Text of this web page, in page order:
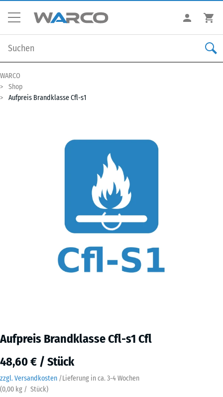
WARCO
Shop
Aufpreis Brandklasse Cfl-s1
Aufpreis Brandklasse Cfl-s1 Cfl
48,60 € / Stück
zzgl. Versandkosten /Lieferung in ca. 3-4 Wochen
(0,00 kg / Stück)